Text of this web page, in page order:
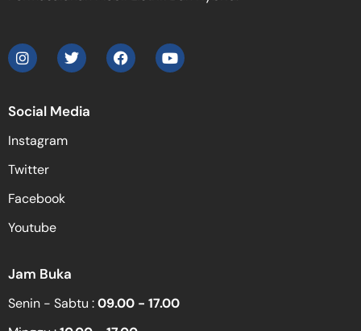
Social Media
Instagram
Twitter
Facebook
Youtube
Jam Buka
Senin - Sabtu :09.00 - 17.00